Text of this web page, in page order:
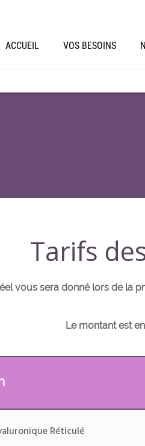
ACCUEIL VOS BESOINS
Tarifs
vous sera donné lors de la
Le montant est
Réticulé